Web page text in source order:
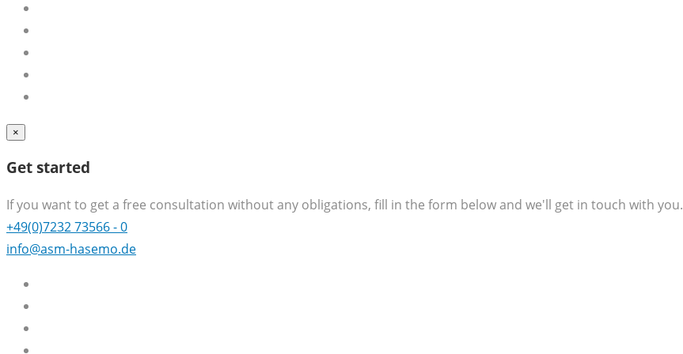
×
Get started
If you want to get a free consultation without any obligations, fill in the form below and we'll get in touch with you.
+49(0)7232 73566 - 0
info@asm-hasemo.de